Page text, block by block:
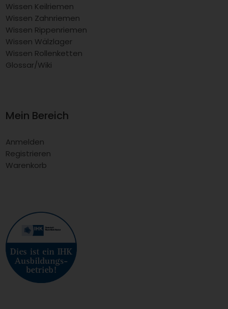
Wissen Keilriemen
Wissen Zahnriemen
Wissen Rippenriemen
Wissen Wälzlager
Wissen Rollenketten
Glossar/Wiki
Mein Bereich
Anmelden
Registrieren
Warenkorb